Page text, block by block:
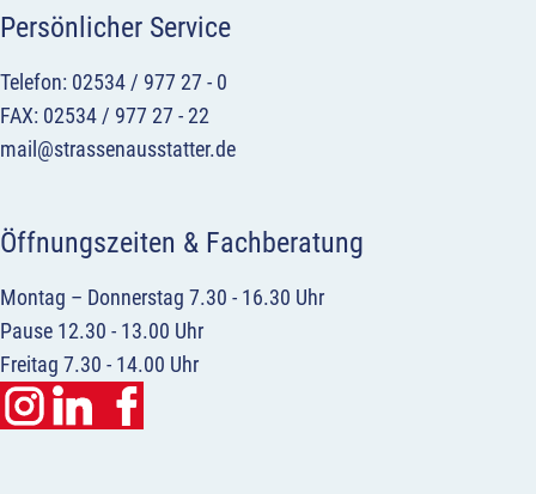
Persönlicher Service
Telefon: 02534 / 977 27 - 0
FAX: 02534 / 977 27 - 22
mail@strassenausstatter.de
Öffnungszeiten & Fachberatung
Montag – Donnerstag 7.30 - 16.30 Uhr
Pause 12.30 - 13.00 Uhr
Freitag 7.30 - 14.00 Uhr